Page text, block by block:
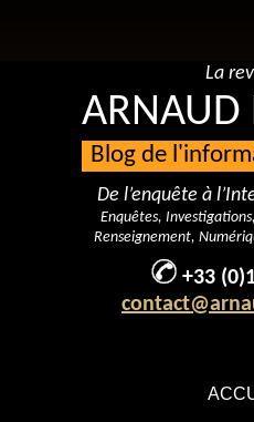
La
ARNAUD
Blog de
De l’enquête à
Enquêtes,
Renseignement,
+33